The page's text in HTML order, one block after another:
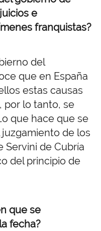
e
franquistas?
del
que en España
estas causas
por lo tanto, se
que hace que se
de los
Servini de Cubría
del principio de
que se
fecha?